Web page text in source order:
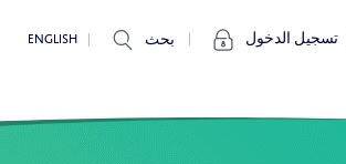
تسجيل الدخول بحث ENGLISH